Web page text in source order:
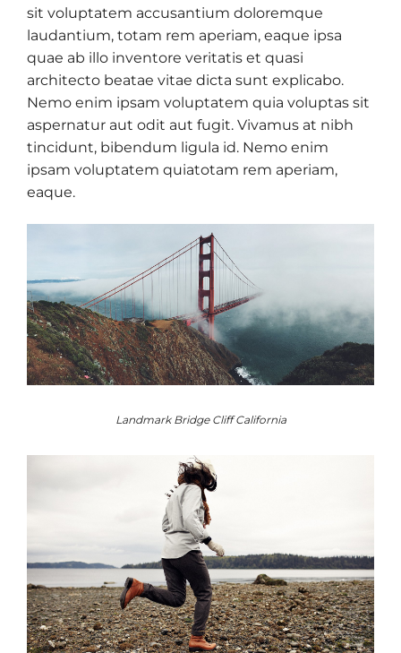
sit voluptatem accusantium doloremque
laudantium, totam rem aperiam, eaque ipsa
quae ab illo inventore veritatis et quasi
architecto beatae vitae dicta sunt explicabo.
Nemo enim ipsam voluptatem quia voluptas sit
aspernatur aut odit aut fugit. Vivamus at nibh
tincidunt, bibendum ligula id. Nemo enim
ipsam voluptatem quiatotam rem aperiam,
eaque.
Landmark Bridge Cliff California